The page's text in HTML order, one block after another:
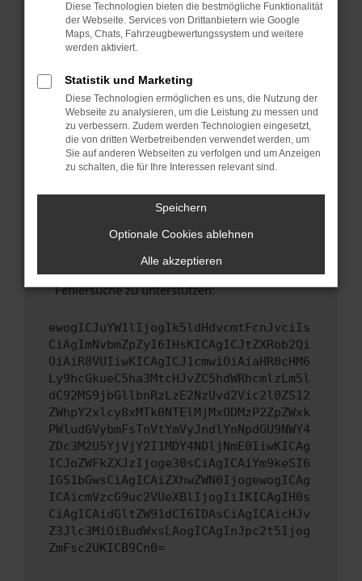
Starte dein Gerät neu.
Das kann manchmal helfen, vorübergehende
Probleme zu beheben.
Betriebssystem auf dem neuesten Stand
sind.
Veraltete Software birgt nicht nur ein
Sicherheitsrisiko, sondern kann auch dazu
führen, dass bestimmte Funktionen nicht mehr
unterstützt werden.
Wende dich an den Webseitenbetreiber.
Wenn du alle oben genannten Schritte versucht
hast, kontaktiere uns bitte. Wir werden
versuchen, das Problem zu beheben. Du kannst
uns diesen Text schicken, um uns bei der
Fehlersuche zu unterstützen:
ewogICJuYW1lIjogIk5ldHdvcmtFcnJvciIs
CiAgImNvbmZpZyI6IHsKICAgICJtZXRob2Qi
OiAiR0VUIiwKICAgICJ1cmwiOiAiaHR0cHM6
Ly9hcGkueC5ha3MtcHJvZC5hdWRhcmlzLm5l
dC92MS9jbGllbnRzLzE2NzUvd2Vic2l0ZS12
ZWhpY2xlcy8xMTk0NTElMjMxODMzP2ZpZWxk
PWludGVybmFsTnVtYmVyJndlYnNpdGU9NWY4
ZDc3M2U5YjVjY2I1MDY4NDljNmE0IiwKICAg
ICJoZWFkZXJzIjoge30sCiAgICAiYm9keSI6
IG51bGwsCiAgICAiZXhwZWN0IjogewogICAg
ICAicmVzcG9uc2VUeXBlIjogIiIKICAgIH0s
CiAgICAidGltZW91dCI6IDAsCiAgICAicHJv
Z3Jlc3MiOiBudWxsLAogICAgInJpc2t5Ijog
ZmFsc2UKICB9Cn0=
Diese Technologien bieten die bestmögliche Funktionalität
der Webseite. Services von Drittanbietern wie Google
Maps, Chats, Fahrzeugbewertungssystem und weitere
werden aktiviert.
Statistik und Marketing
Diese Technologien ermöglichen es uns, die Nutzung der
Webseite zu analysieren, um die Leistung zu messen und
zu verbessern. Zudem werden Technologien eingesetzt,
die von dritten Werbetreibenden verwendet werden, um
Sie auf anderen Webseiten zu verfolgen und um Anzeigen
zu schalten, die für Ihre Interessen relevant sind.
Speichern
Optionale Cookies ablehnen
Alle akzeptieren